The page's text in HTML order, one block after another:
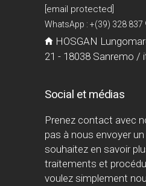
[email protected]
WhatsApp : +(39) 328 837
HOSGAN
21 - 18038 Sanremo /
Social et médias
Prenez contact avec
pas à nous envoyer
souhaitez en savoir
traitements et
voulez simplement